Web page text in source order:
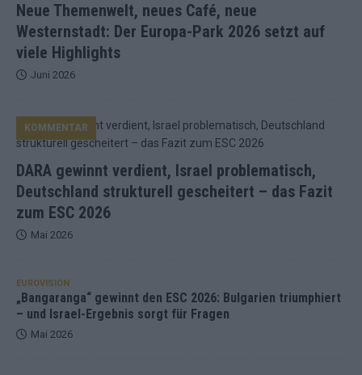
Neue Themenwelt, neues Café, neue
Westernstadt: Der Europa-Park 2026 setzt auf
viele Highlights
Juni 2026
DARA gewinnt verdient, Israel problematisch,
Deutschland strukturell gescheitert – das Fazit
zum ESC 2026
KOMMENTAR
Mai 2026
EUROVISION
„Bangaranga“ gewinnt den ESC 2026: Bulgarien triumphiert
– und Israel-Ergebnis sorgt für Fragen
Mai 2026